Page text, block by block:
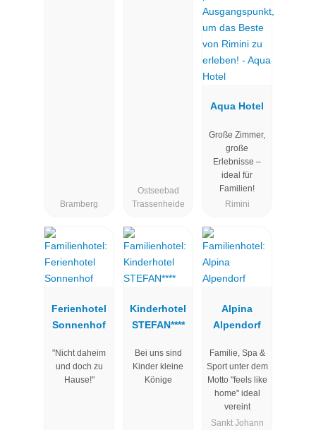
Bramberg
Ostseebad
Trassenheide
Aqua Hotel
Große Zimmer,
große
Erlebnisse –
ideal für
Familien!
Rimini
Ferienhotel
Sonnenhof
"Nicht daheim
und doch zu
Hause!"
Kinderhotel
STEFAN****
Bei uns sind
Kinder kleine
Könige
Alpina
Alpendorf
Familie, Spa &
Sport unter dem
Motto "feels like
home" ideal
vereint
Sankt Johann